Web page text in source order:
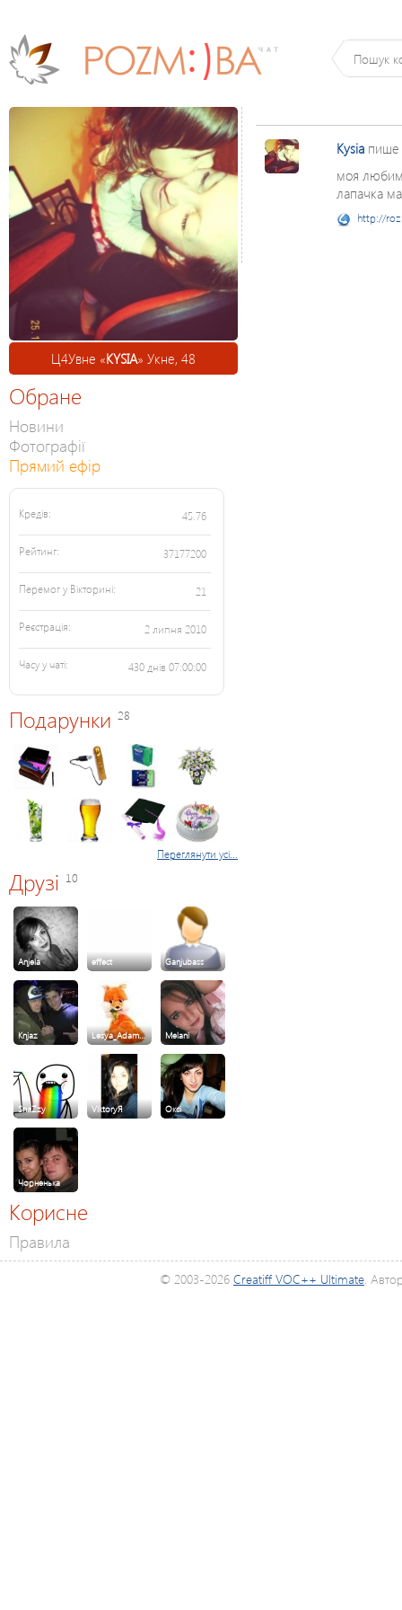
Ц4Увне «KYSIA» Укне, 48
Обране
Новини
Фотографії
Прямий ефір
Кредів: 45.76
Рейтинг: 37177200
Перемог у Вікторині: 21
Реєстрація: 2 липня 2010
Часу у чаті: 430 днів 07:00:00
Подарунки 28
Переглянути усі...
Друзі 10
Anjela effect Ganjubass
Knjaz Lesya_Adam… Melani
SnaZzy ViktoryЯ Оксі
Чорненька
Корисне
Правила
Kysia
моя
лапачка
http://
© 2003-2026 Creatiff VOC++ Ultimate.